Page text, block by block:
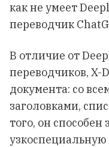
как не умеет
переводчик
В отличие от
переводчиков, X-
документа: со
заголовками,
того, он способен